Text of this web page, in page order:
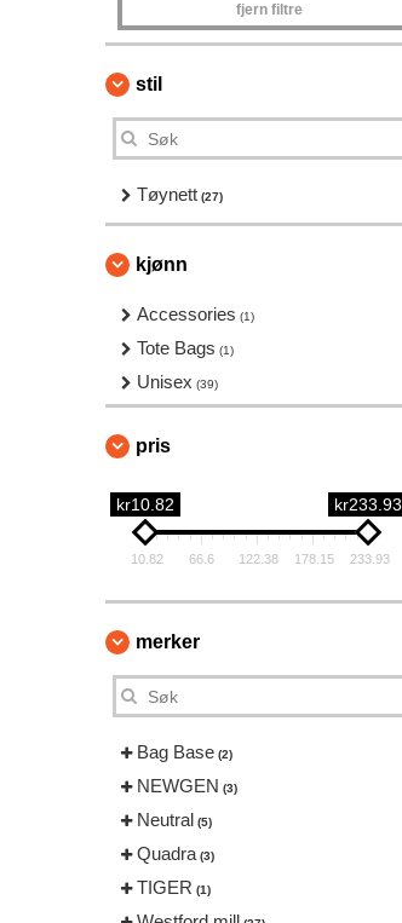
fjern filtre
stil
Tøynett (27)
kjønn
Accessories (1)
Tote Bags (1)
Unisex (39)
pris
kr10.82 kr233.93
10.82 66.6 122.38 178.15 233.93
merker
Bag Base (2)
NEWGEN (3)
Neutral (5)
Quadra (3)
TIGER (1)